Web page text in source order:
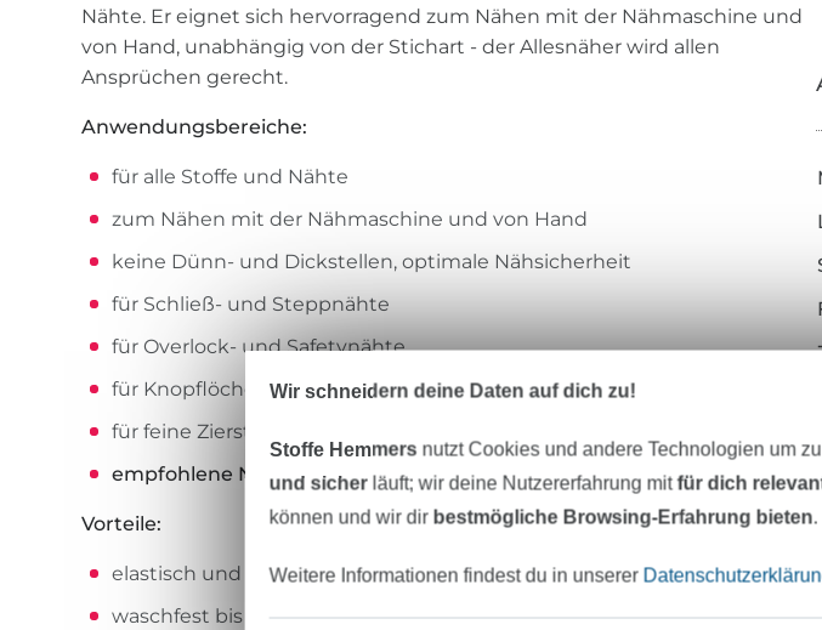
Nähte. Er eignet sich hervorragend zum Nähen mit der Nähmaschine und
von Hand, unabhängig von der Stichart - der Allesnäher wird allen
Ansprüchen gerecht.
Anwendungsbereiche:
für alle Stoffe und Nähte
zum Nähen mit der Nähmaschine und von Hand
keine Dünn- und Dickstellen, optimale Nähsicherheit
für Schließ- und Steppnähte
für Overlock- und Safetynähte
für Knopflöcher und zum Annähen von Knöpfen
für feine Zierstiche und dekorative Nähte
empfohlene Nadel und Nadelstärke:Universalnadel NM 70 – 90
Vorteile:
elastisch und reißfest
waschfest bis 95° C
Wir schneidern deine Daten auf dich zu!
Stoffe Hemmers nutzt Cookies und andere Technologien um
und sicherläuft; wir deine Nutzererfahrung mitfür dich
können und wir dir bestmögliche Browsing-Erfahrung bieten.
Weitere Informationen findest du in unserer